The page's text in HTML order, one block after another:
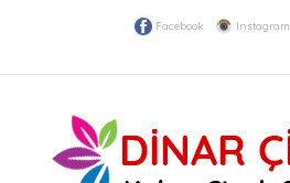
Facebook Instagram